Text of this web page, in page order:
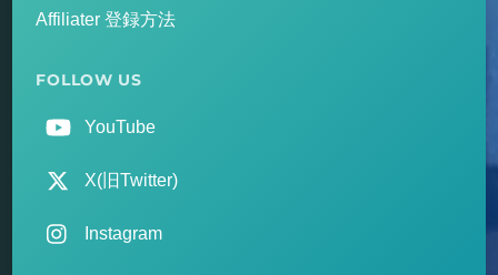
Affiliater 登録方法
FOLLOW US
YouTube
X(旧Twitter)
Instagram